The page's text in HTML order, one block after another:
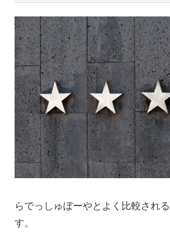
らでっしゅぼーやとよく比較され
す。